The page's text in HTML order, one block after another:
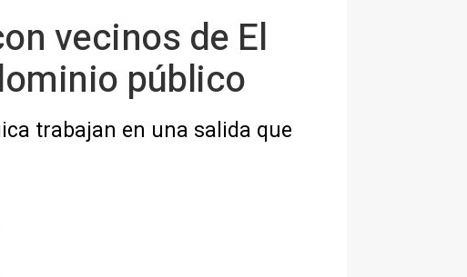
vecinos de El
público
trabajan en una salida que